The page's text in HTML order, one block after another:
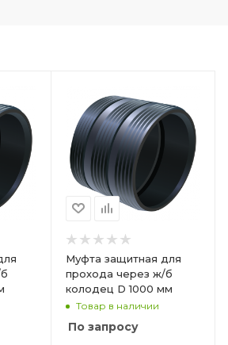
Муфта защитная для
прохода через ж/б
колодец D 1000 мм
Товар в наличии
По запросу